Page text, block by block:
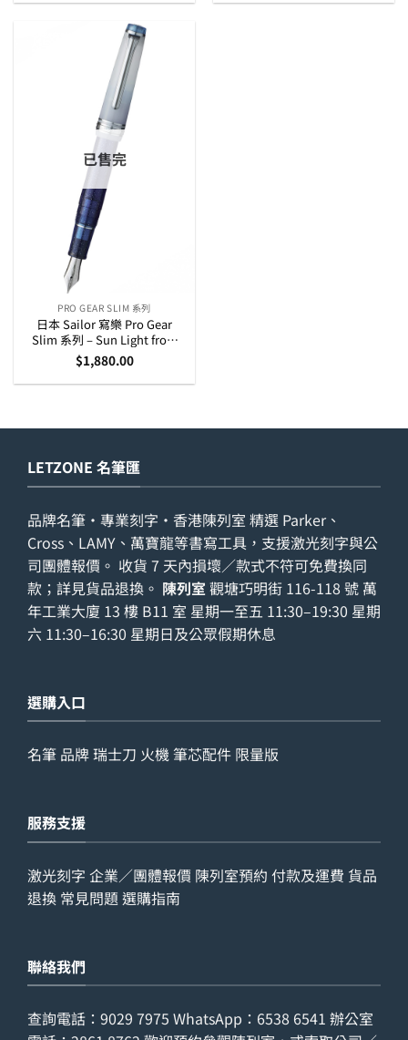
已售完
PRO GEAR SLIM 系列
日本 Sailor 寫樂 Pro Gear
Slim 系列 – Sun Light from
the Ocean Floor 特別版 14K
金筆咀墨水筆 (11-8955-240)
$1,880.00
LETZONE 名筆匯
品牌名筆・專業刻字・香港陳列室 精選 Parker、
Cross、LAMY、萬寶龍等書寫工具，支援激光刻字與公
司團體報價。 收貨 7 天內損壞／款式不符可免費換同
款；詳見貨品退換 。 陳列室 觀塘巧明街 116-118 號 萬
年工業大廈 13 樓 B11 室 星期一至五 11:30–19:30 星期
六 11:30–16:30 星期日及公眾假期休息
選購入口
名筆 品牌瑞士刀 火機筆芯配件 限量版
服務支援
激光刻字 企業／團體報價 陳列室預約 付款及運費 貨品
退換 常見問題 選購指南
聯絡我們
查詢電話： 9029 7975 WhatsApp： 6538 6541 辦公室